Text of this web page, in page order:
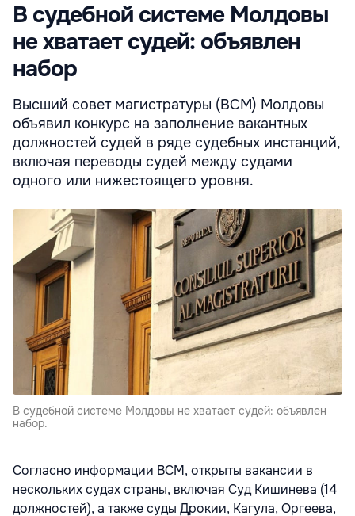
В судебной системе Молдовы
не хватает судей: объявлен
набор
Высший совет магистратуры (ВCМ) Молдовы
объявил конкурс на заполнение вакантных
должностей судей в ряде судебных инстанций,
включая переводы судей между судами
одного или нижестоящего уровня.
В судебной системе Молдовы не хватает судей: объявлен
набор.
Согласно информации ВCМ, открыты вакансии в
нескольких судах страны, включая Суд Кишинева (14
должностей), а также суды Дрокии, Кагула, Оргеева,